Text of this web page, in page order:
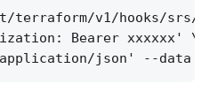
v1/hooks/srs/
Bearer xxxxxx' \